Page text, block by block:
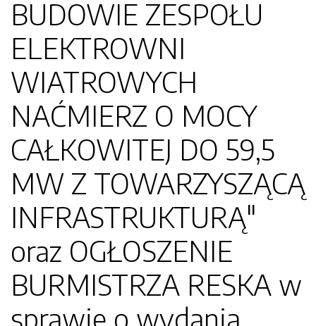
BUDOWIE ZESPOŁU
ELEKTROWNI
WIATROWYCH
NAĆMIERZ O MOCY
CAŁKOWITEJ DO 59,5
MW Z TOWARZYSZĄCĄ
INFRASTRUKTURĄ"
oraz OGŁOSZENIE
BURMISTRZA RESKA w
sprawie o wydania